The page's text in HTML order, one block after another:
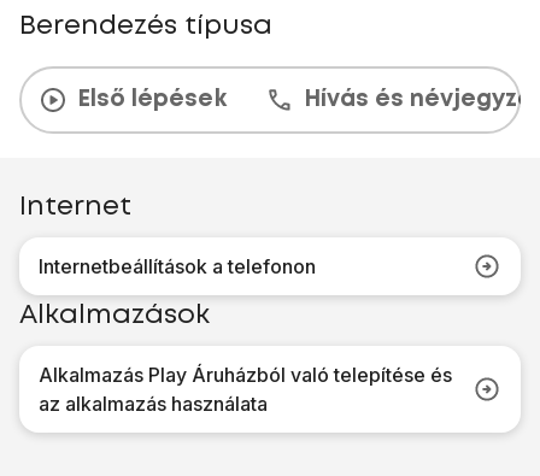
Berendezés típusa
Első lépések Hívás és
Internet
Internetbeállítások a telefonon
Alkalmazások
Alkalmazás Play Áruházból való telepítése és
az alkalmazás használata